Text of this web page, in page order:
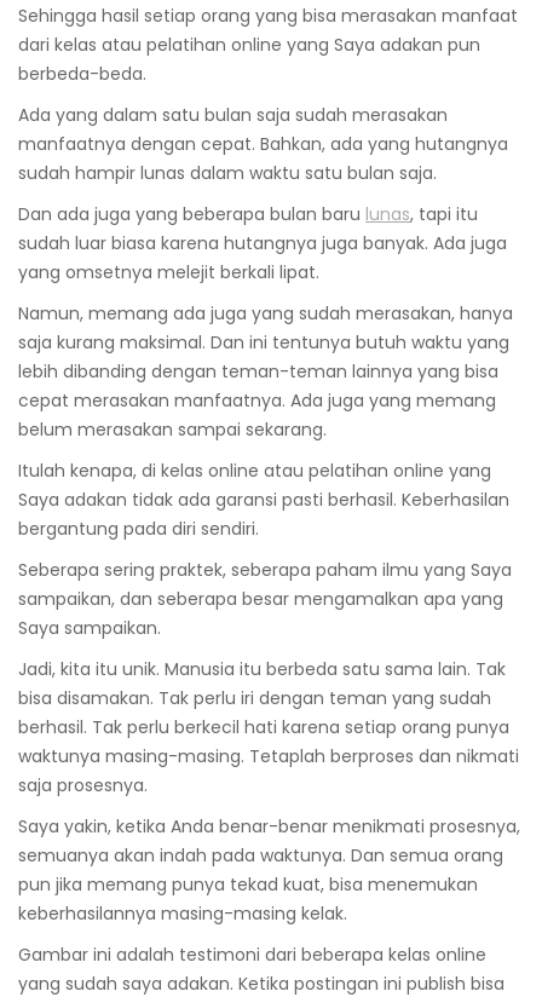
Sehingga hasil setiap orang yang bisa merasakan manfaat
dari kelas atau pelatihan online yang Saya adakan pun
berbeda-beda.
Ada yang dalam satu bulan saja sudah merasakan
manfaatnya dengan cepat. Bahkan, ada yang hutangnya
sudah hampir lunas dalam waktu satu bulan saja.
Dan ada juga yang beberapa bulan baru lunas, tapi itu
sudah luar biasa karena hutangnya juga banyak. Ada juga
yang omsetnya melejit berkali lipat.
Namun, memang ada juga yang sudah merasakan, hanya
saja kurang maksimal. Dan ini tentunya butuh waktu yang
lebih dibanding dengan teman-teman lainnya yang bisa
cepat merasakan manfaatnya. Ada juga yang memang
belum merasakan sampai sekarang.
Itulah kenapa, di kelas online atau pelatihan online yang
Saya adakan tidak ada garansi pasti berhasil. Keberhasilan
bergantung pada diri sendiri.
Seberapa sering praktek, seberapa paham ilmu yang Saya
sampaikan, dan seberapa besar mengamalkan apa yang
Saya sampaikan.
Jadi, kita itu unik. Manusia itu berbeda satu sama lain. Tak
bisa disamakan. Tak perlu iri dengan teman yang sudah
berhasil. Tak perlu berkecil hati karena setiap orang punya
waktunya masing-masing. Tetaplah berproses dan nikmati
saja prosesnya.
Saya yakin, ketika Anda benar-benar menikmati prosesnya,
semuanya akan indah pada waktunya. Dan semua orang
pun jika memang punya tekad kuat, bisa menemukan
keberhasilannya masing-masing kelak.
Gambar ini adalah testimoni dari beberapa kelas online
yang sudah saya adakan. Ketika postingan ini publish bisa